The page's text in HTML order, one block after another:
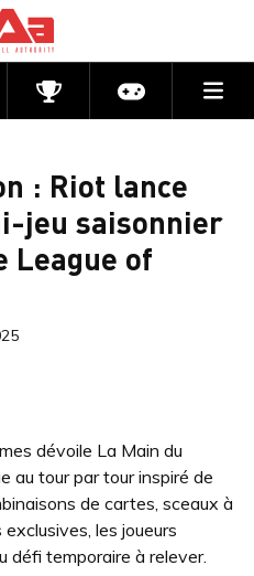
CompétitionsActu jeux
: Riot lance
jeu saisonnier
League of
AUX
dévoile La Main du
au tour par tour inspiré de
de cartes, sceaux à
les joueurs
défi temporaire à relever.